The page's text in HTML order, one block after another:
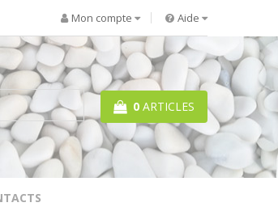
Mon compte Aide
0 ARTICLES